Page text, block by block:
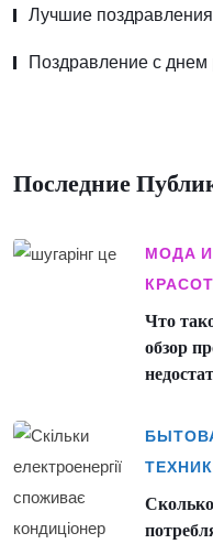
Лучшие
Поздравление с
Последние
МОДА И
Что
обзор